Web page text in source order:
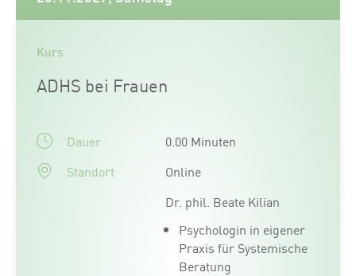
Kurs
ADHS bei Frauen
Dauer
0.00 Minuten
Standort
Online
Dr. phil. Beate Kilian
Psychologin in eigener
Praxis für Systemische
Beratung